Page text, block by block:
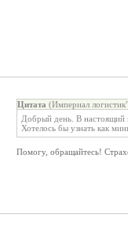
Цитата (Империал
Добрый день. В настоящий
Хотелось бы узнать как
Помогу, обращайтесь!